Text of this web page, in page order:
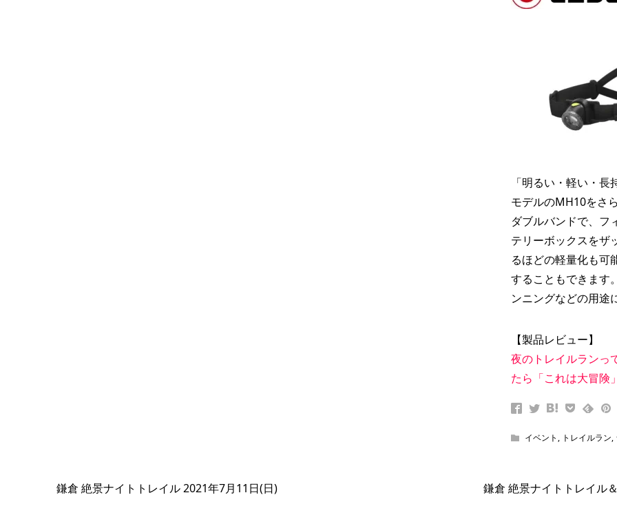
「明るい・軽い・
モデルのMH10をさ
ダブルバンドで、フ
テリーボックスをザ
るほどの軽量化も可
することもできます
ンニングなどの用途
【製品レビュー】
夜のトレイルランっ
たら「これは大冒険
イベント , トレイルラン,
鎌倉 絶景ナイトトレイル 2021年7月11日(日) 鎌倉 絶景ナイトトレイル